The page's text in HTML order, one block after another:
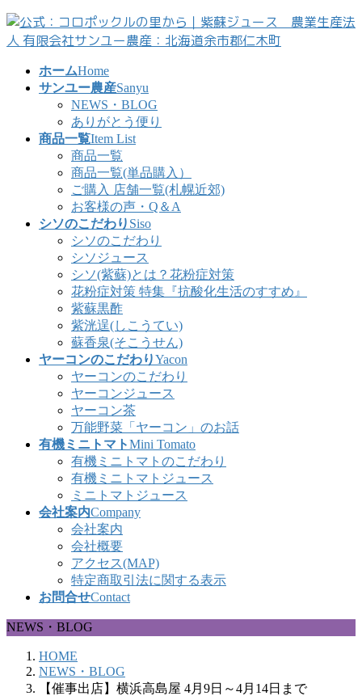
コ
ン
ナ
ビ
ホームHome
サンユー農産Sanyu
NEWS・BLOG
ありがとう便り
商品一覧Item List
商品一覧
商品一覧(単品購入）
ご購入 店舗一覧(札幌近郊)
お客様の声・Q＆A
シソのこだわり Siso
シソのこだわり
シソジュース
シソ(紫蘇)とは？花粉症対策
花粉症対策 特集『抗酸化生活のすすめ』
紫蘇黒酢
紫洸逞(しこうてい)
蘇香泉(そこうせん)
ヤーコンのこだわりYacon
ヤーコンのこだわり
ヤーコンジュース
ヤーコン茶
万能野菜「ヤーコン」のお話
有機ミニトマトMini Tomato
有機ミニトマトのこだわり
有機ミニトマトジュース
ミニトマトジュース
会社案内Company
会社案内
会社概要
アクセス(MAP)
特定商取引法に関する表示
お問合せContact
NEWS・BLOG
HOME
NEWS・BLOG
【催事出店】横浜高島屋 4月9日～4月14日まで